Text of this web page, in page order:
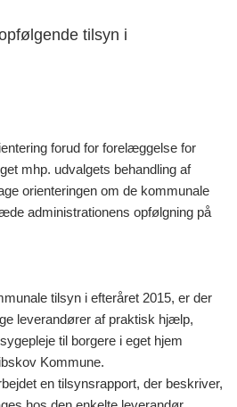
tilsyn i
forud for forelæggelse for
mhp. udvalgets behandling af
orienteringen om de kommunale
administrationens opfølgning på
tilsyn i efteråret 2015, er der
leverandører af praktisk hjælp,
til borgere i eget hjem
Kommune.
en tilsynsrapport, der beskriver,